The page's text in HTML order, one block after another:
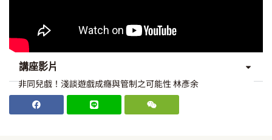
講座影片
非同兒戲！淺談遊戲成癮與管制之可能性 林彥余